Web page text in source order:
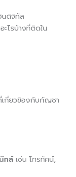
นดิจิทัล
ะไรบ้างที่ติดใน
กี่ยวข้องกับกัญชา
กส์เช่น โทรทัศน์,